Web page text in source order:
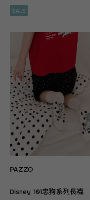
SALE
PAZZO
Disney 101忠狗系列長襪